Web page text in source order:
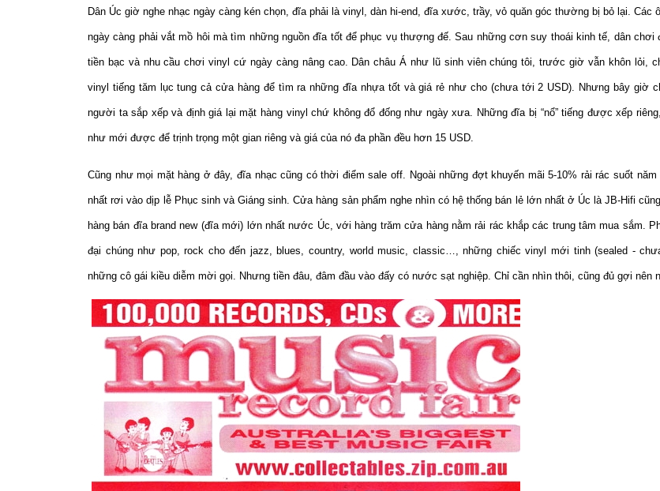
Dân Úc giờ nghe nhạc ngày càng kén chọn, đĩa phải là vinyl, dàn hi-end, đĩa xước, trầy, vỏ quăn góc thường bị bỏ lại. Các
ngày càng phải vắt mồ hôi mà tìm những nguồn đĩa tốt để phục vụ thượng đế. Sau những cơn suy thoái kinh tế, dân chơi
tiền bạc và nhu cầu chơi vinyl cứ ngày càng nâng cao. Dân châu Á như lũ sinh viên chúng tôi, trước giờ vẫn khôn lỏi,
vinyl tiếng tăm lục tung cả cửa hàng để tìm ra những đĩa nhựa tốt và giá rẻ như cho (chưa tới 2 USD). Nhưng bây giờ
người ta sắp xếp và định giá lại mặt hàng vinyl chứ không đổ đống như ngày xưa. Những đĩa bị “nổ” tiếng được xếp
như mới được để trịnh trọng một gian riêng và giá của nó đa phần đều hơn 15 USD.
Cũng như mọi mặt hàng ở đây, đĩa nhạc cũng có thời điểm sale off. Ngoài những đợt khuyến mãi 5-10% rải rác suốt
nhất rơi vào dịp lễ Phục sinh và Giáng sinh. Cửa hàng sản phẩm nghe nhìn có hệ thống bán lẻ lớn nhất ở Úc là JB-Hifi
hàng bán đĩa brand new (đĩa mới) lớn nhất nước Úc, với hàng trăm cửa hàng nằm rải rác khắp các trung tâm mua sắm.
đại chúng như pop, rock cho đến jazz, blues, country, world music, classic…, những chiếc vinyl mới tinh (sealed -
những cô gái kiều diễm mời gọi. Nhưng tiền đâu, đâm đầu vào đấy có nước sạt nghiệp. Chỉ cần nhìn thôi, cũng đủ gợi nên